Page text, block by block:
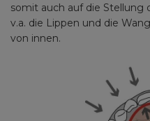
somit auch auf die Stellung
v.a. die Lippen und die
von innen.